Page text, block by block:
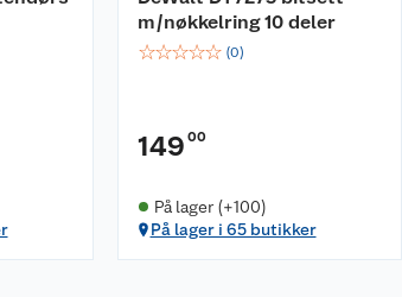
m/nøkkelring 10 deler
☆☆☆☆☆ (0)
149 00
På lager (+100)
På lager i 65 butikker